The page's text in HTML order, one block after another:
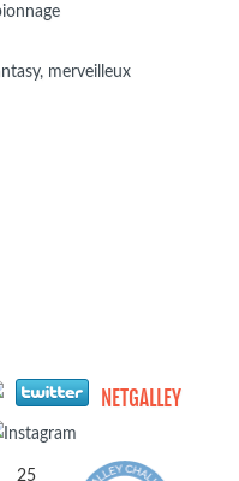
merveilleux
NETGALLEY